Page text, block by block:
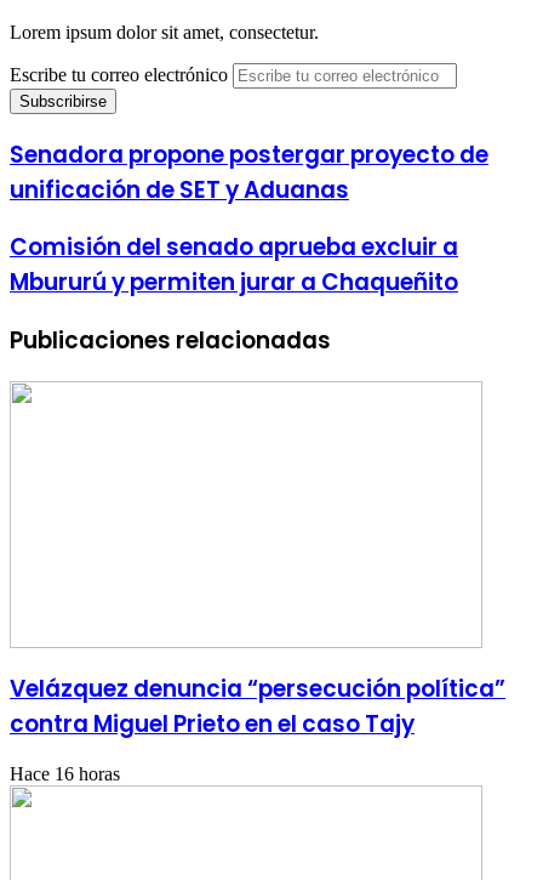
Lorem ipsum dolor sit amet, consectetur.
Escribe tu correo electrónico
Senadora propone postergar proyecto de
unificación de SET y Aduanas
Comisión del senado aprueba excluir a
Mbururú y permiten jurar a Chaqueñito
Publicaciones relacionadas
Velázquez denuncia “persecución política”
contra Miguel Prieto en el caso Tajy
Hace 16 horas